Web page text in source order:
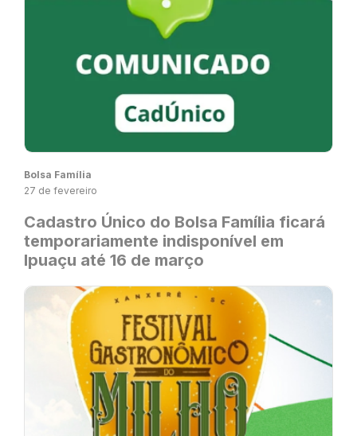
Bolsa Família
27 de fevereiro
Cadastro Único do Bolsa Família ficará
temporariamente indisponível em
Ipuaçu até 16 de março